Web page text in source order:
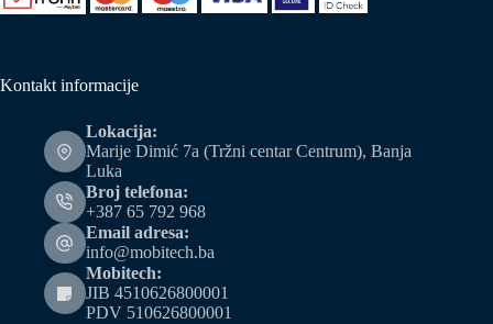
Kontakt informacije
Lokacija:
Marije Dimić 7a (Tržni centar Centrum), Banja
Luka
Broj telefona:
+387 65 792 968
Email adresa:
info@mobitech.ba
Mobitech:
JIB 4510626800001
PDV 510626800001